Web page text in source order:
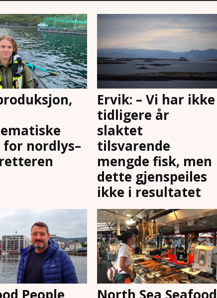
nordlys–
Ervik: – Vi har ikke
tidligere år
slaktet
tilsvarende
mengde fisk, men
dette gjenspeiles
ikke i resultatet